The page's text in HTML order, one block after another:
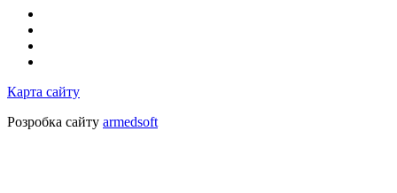
Карта сайту
Розробка сайту armedsoft